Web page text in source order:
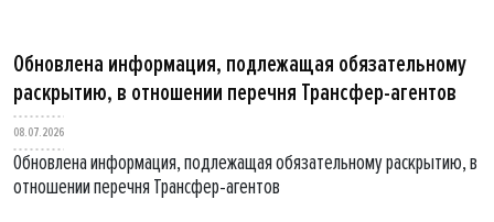
Обновлена информация, подлежащая обязательному
раскрытию, в отношении перечня Трансфер-агентов
08.07.2026
Обновлена информация, подлежащая обязательному раскрытию, в
отношении перечня Трансфер-агентов